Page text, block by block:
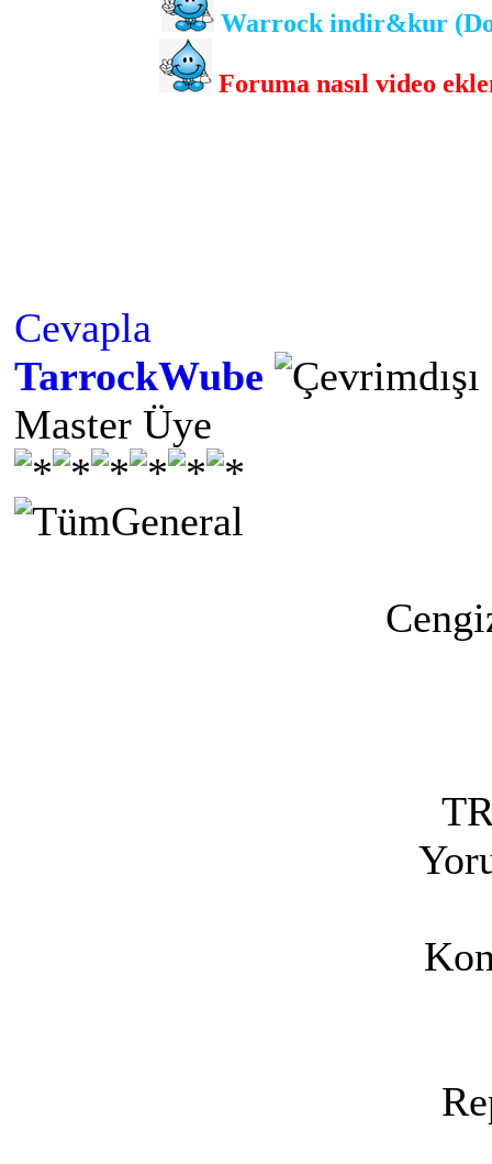
Warrock indir&kur
Foruma nasıl video
Cevapla
TarrockWube
Master Üye